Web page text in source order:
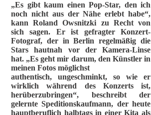
„Es gibt kaum einen Pop-Star, den ich
noch nicht aus der Nähe erlebt habe“,
kann Roland Owsnitzki zu Recht von
sich sagen. Er ist gefragter Konzert-
Fotograf, der in Berlin regelmäßig die
Stars hautnah vor der Kamera-Linse
hat. „Es geht mir darum, den Künstler in
meinen Fotos möglichst
authentisch, ungeschminkt, so wie er
wirklich während des Konzerts ist,
herüberzubringen“, beschreibt der
gelernte Speditionskaufmann, der heute
hauptberuflich halbtags in einer Kita als